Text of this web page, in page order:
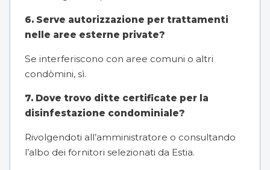
6. Serve autorizzazione per trattamenti
nelle aree esterne private?
Se interferiscono con aree comuni o altri
condòmini, sì.
7. Dove trovo ditte certificate per la
disinfestazione condominiale?
Rivolgendoti all’amministratore o consultando
l’albo dei fornitori selezionati da Estia.